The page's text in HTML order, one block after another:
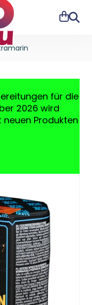
Suche
für die
2026 wird
Produkten